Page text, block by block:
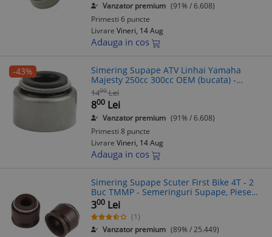
Vanzator premium (91% / 6.608)
Primesti 6 puncte
Livrare Vineri, 14 Aug
Adauga in cos
-43%
Simering Supape ATV Linhai Yamaha
Majesty 250cc 300cc OEM (bucata) -
Etansare Supapa Motor ATV
1400 Lei
800 Lei
Vanzator premium (91% / 6.608)
Primesti 8 puncte
Livrare Vineri, 14 Aug
Adauga in cos
Simering Supape Scuter First Bike 4T - 2
Buc TMMP - Semeringuri Supape, Piese
Scuter, Kit Rulmenti
300 Lei
(1)
Vanzator premium (89% / 25.449)